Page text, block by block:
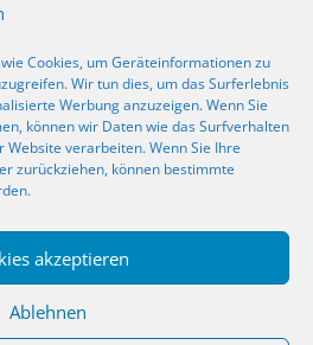
Cookies, um Geräteinformationen zu
Wir tun dies, um das Surferlebnis
Werbung anzuzeigen. Wenn Sie
können wir Daten wie das Surfverhalten
verarbeiten. Wenn Sie Ihre
zurückziehen, können bestimmte
akzeptieren
Ablehnen